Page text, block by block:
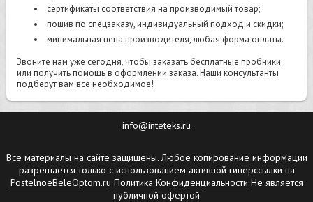
сертификаты соответствия на производимый товар;
пошив по спецзаказу, индивидуальный подход и скидки;
минимальная цена производителя, любая форма оплаты.
Звоните нам уже сегодня, чтобы заказать бесплатные пробники
или получить помощь в оформлении заказа. Наши консультанты
подберут вам все необходимое!
info@inteteks.ru
Все материалы на сайте защищены. Любое копирование информации
разрешается только с использованием активной гиперссылки на
PostelnoeBeleOptom.ru Политика Конфиденциальности Не является
публичной офертой